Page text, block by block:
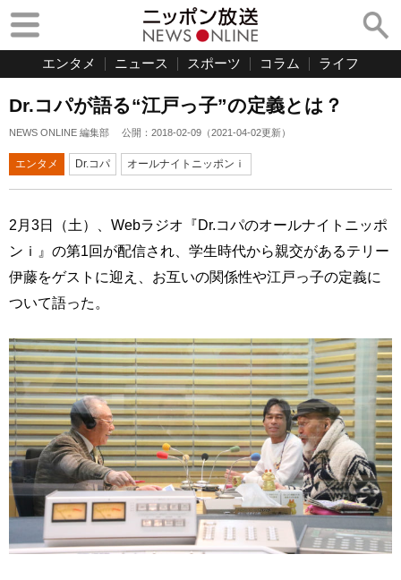
エンタメ ニュース スポーツ コラム ライフ
Dr.コパが語る“江戸っ子”の定義とは？
NEWS ONLINE 編集部 公開： 2018-02-09 （2021-04-02更新）
エンタメ Dr.コパ オールナイトニッポンｉ
2月3日（土）、Webラジオ『Dr.コパのオールナイトニッポ
ンｉ』の第1回が配信され、学生時代から親交があるテリー
伊藤をゲストに迎え、お互いの関係性や江戸っ子の定義に
ついて語った。